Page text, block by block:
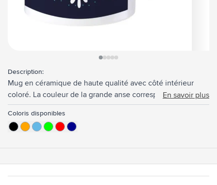
Description:
Mug en céramique de haute qualité avec côté intérieur
coloré. La couleur de la grande anse correspond à la
couleur de l'intérieur pour assurer un effet ludique. Le mug
parfaite pour toutes les impressions en couleur, y compris
les photos. Passe au lave-vaisselle. Capacité 350 ml.
En savoir plus
Coloris disponibles